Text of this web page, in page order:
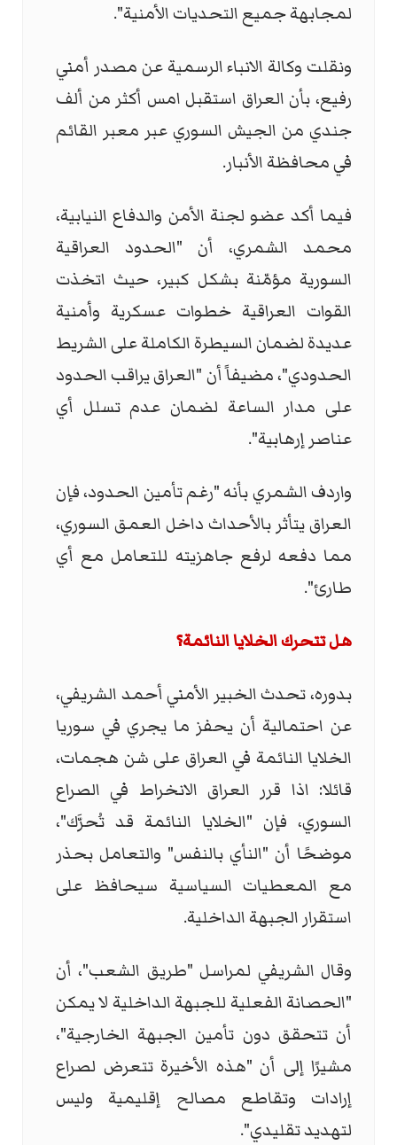
لمجابهة جميع التحديات الأمنية".
ونقلت وكالة الانباء الرسمية عن مصدر أمني
رفيع، بأن العراق استقبل امس أكثر من ألف
جندي من الجيش السوري عبر معبر القائم
في محافظة الأنبار.
فيما أكد عضو لجنة الأمن والدفاع النيابية،
محمد الشمري، أن "الحدود العراقية
السورية مؤمّنة بشكل كبير، حيث اتخذت
القوات العراقية خطوات عسكرية وأمنية
عديدة لضمان السيطرة الكاملة على الشريط
الحدودي"، مضيفاً أن "العراق يراقب الحدود
على مدار الساعة لضمان عدم تسلل أي
عناصر إرهابية".
واردف الشمري بأنه "رغم تأمين الحدود، فإن
العراق يتأثر بالأحداث داخل العمق السوري،
مما دفعه لرفع جاهزيته للتعامل مع أي
طارئ".
هل تتحرك الخلايا النائمة؟
بدوره، تحدث الخبير الأمني أحمد الشريفي،
عن احتمالية أن يحفز ما يجري في سوريا
الخلايا النائمة في العراق على شن هجمات،
قائلا: اذا قرر العراق الانخراط في الصراع
السوري، فإن "الخلايا النائمة قد تُحرَّك"،
موضحًا أن "النأي بالنفس" والتعامل بحذر
مع المعطيات السياسية سيحافظ على
استقرار الجبهة الداخلية.
وقال الشريفي لمراسل "طريق الشعب"، أن
"الحصانة الفعلية للجبهة الداخلية لا يمكن
أن تتحقق دون تأمين الجبهة الخارجية"،
مشيرًا إلى أن "هذه الأخيرة تتعرض لصراع
إرادات وتقاطع مصالح إقليمية وليس
لتهديد تقليدي".